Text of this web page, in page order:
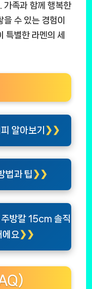
가족과 함께 행복한
수 있는 경험이
특별한 라멘의 세
알아보기
법과 팁
방칼 15cm 솔직
요